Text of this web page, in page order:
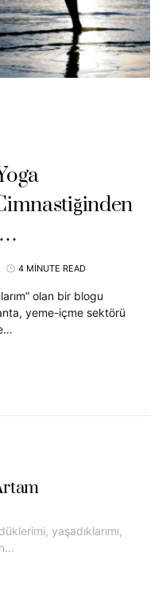
4 MINUTE READ
olan bir blogu
yeme-içme sektörü
yaşadıklarımı,